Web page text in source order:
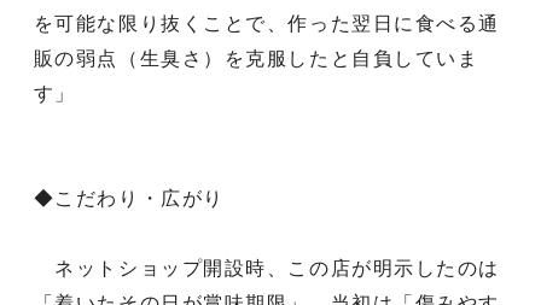
を可能な限り抜くことで、作った翌日に食べる通
販の弱点（生臭さ）を克服したと自負していま
す」
◆こだわり・広がり
ネットショップ開設時、この店が明示したのは